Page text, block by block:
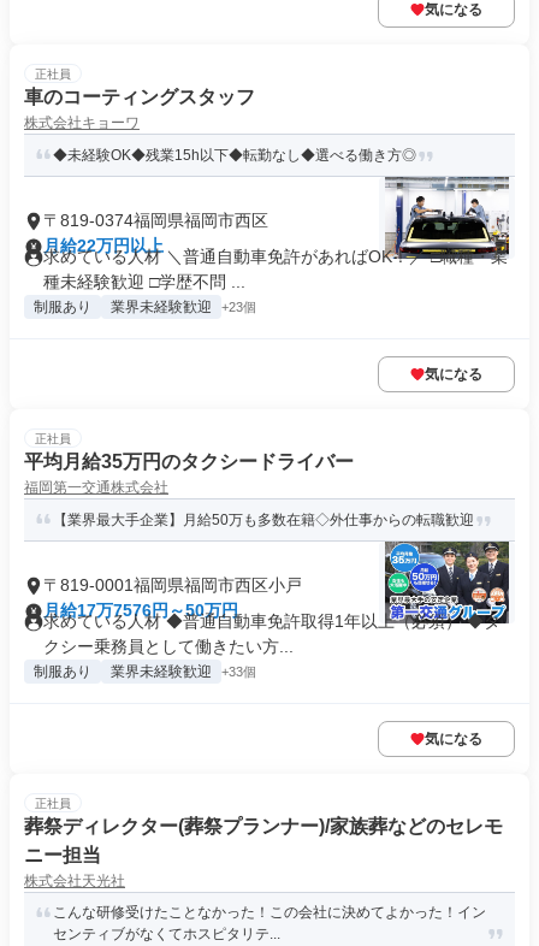
気になる
正社員
車のコーティングスタッフ
株式会社キョーワ
◆未経験OK◆残業15h以下◆転勤なし◆選べる働き方◎
〒819-0374福岡県福岡市西区
月給22万円以上
求めている人材 ＼普通自動車免許があればOK！／ □職種・業
種未経験歓迎 □学歴不問 ...
制服あり 業界未経験歓迎 +23個
気になる
正社員
平均月給35万円のタクシードライバー
福岡第一交通株式会社
【業界最大手企業】月給50万も多数在籍◇外仕事からの転職歓迎
〒819-0001福岡県福岡市西区小戸
月給17万7576円～50万円
求めている人材 ◆普通自動車免許取得1年以上（必須） ◆タ
クシー乗務員として働きたい方...
制服あり 業界未経験歓迎 +33個
気になる
正社員
葬祭ディレクター(葬祭プランナー)/家族葬などのセレモ
ニー担当
株式会社天光社
こんな研修受けたことなかった！この会社に決めてよかった！イン
センティブがなくてホスピタリテ...